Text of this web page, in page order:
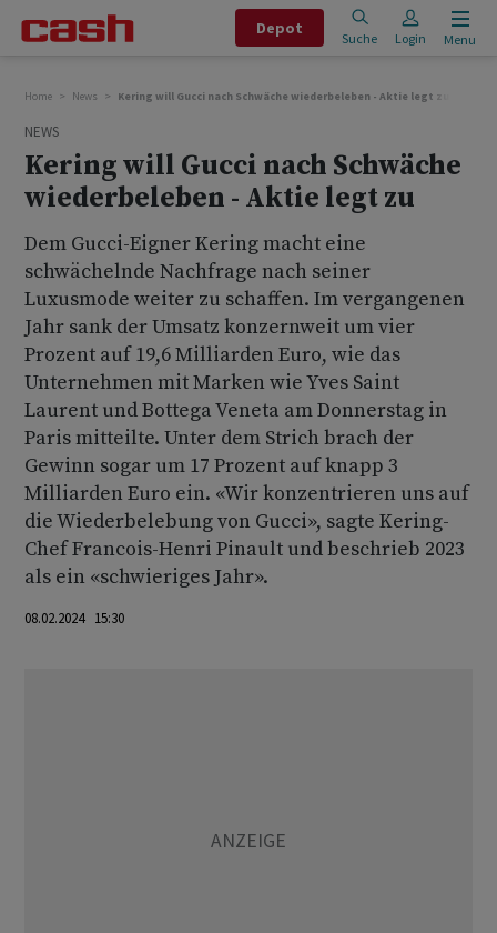
Depot
Suche Login Menu
Home News Kering will Gucci nach Schwäche wiederbeleben - Aktie legt zu
NEWS
Kering will Gucci nach Schwäche
wiederbeleben - Aktie legt zu
Dem Gucci-Eigner Kering macht eine
schwächelnde Nachfrage nach seiner
Luxusmode weiter zu schaffen. Im vergangenen
Jahr sank der Umsatz konzernweit um vier
Prozent auf 19,6 Milliarden Euro, wie das
Unternehmen mit Marken wie Yves Saint
Laurent und Bottega Veneta am Donnerstag in
Paris mitteilte. Unter dem Strich brach der
Gewinn sogar um 17 Prozent auf knapp 3
Milliarden Euro ein. «Wir konzentrieren uns auf
die Wiederbelebung von Gucci», sagte Kering-
Chef Francois-Henri Pinault und beschrieb 2023
als ein «schwieriges Jahr».
08.02.2024 15:30